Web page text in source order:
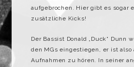
aufgebrochen. Hier gibt es sogar
zusätzliche Kicks!
Der Bassist Donald „Duck“ Dunn
den MGs eingestiegen, er ist also
Aufnahmen zu hören. In seiner